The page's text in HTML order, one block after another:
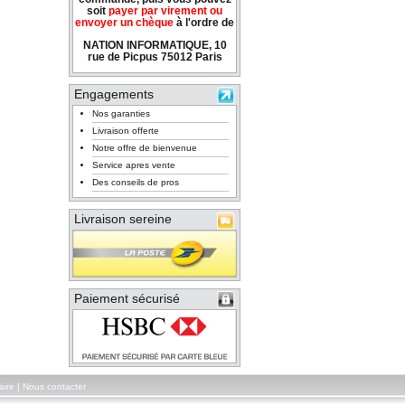
soit payer par virement ou
envoyer un chèque à l'ordre de
NATION INFORMATIQUE, 10
rue de Picpus 75012 Paris
Engagements
Nos garanties
Livraison offerte
Notre offre de bienvenue
Service apres vente
Des conseils de pros
Livraison sereine
Paiement sécurisé
Nous contacter